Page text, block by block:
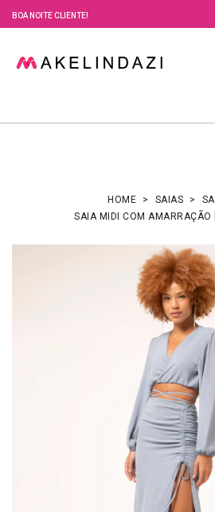
BOA NOITE CLIENTE!
HOME SAIAS
SAIA MIDI COM AMARRAÇÃO